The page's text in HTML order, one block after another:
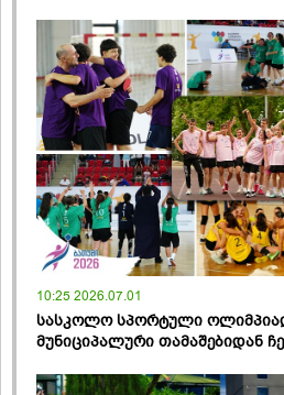
10:25 2026.07.01
სასკოლო სპორტული
მუნიციპალური თამაშებიდან